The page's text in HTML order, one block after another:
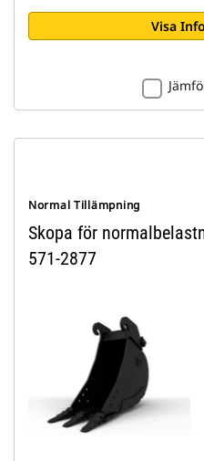
Visa
Normal Tillämpning
Skopa för
571-2877